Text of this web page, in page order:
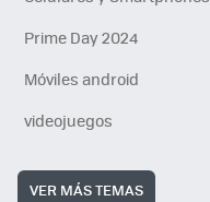
Prime Day 2024
Móviles android
videojuegos
VER MÁS TEMAS